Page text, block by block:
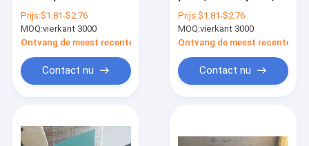
formaat
1130x880mm
Prijs:$1.81-$2.76
MOQ:vierkant 3000
Ontvang de meest recente Prijs
Contact nu
Compensatiedruk
CTCTP, -
kwaliteitsctcp plaat
Prijs:$1.81-$2.76
MOQ:vierkant 3000
Ontvang de meest recente
Contact nu